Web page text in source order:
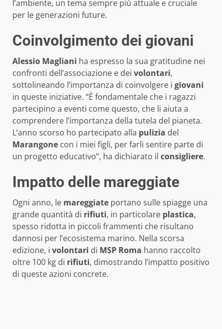
l’ambiente, un tema sempre più attuale e cruciale
per le generazioni future.
Coinvolgimento dei giovani
Alessio Magliani ha espresso la sua gratitudine nei
confronti dell’associazione e dei volontari,
sottolineando l’importanza di coinvolgere i giovani
in queste iniziative. “È fondamentale che i ragazzi
partecipino a eventi come questo, che li aiuta a
comprendere l’importanza della tutela del pianeta.
L’anno scorso ho partecipato alla pulizia del
Marangone con i miei figli, per farli sentire parte di
un progetto educativo”, ha dichiarato il consigliere.
Impatto delle mareggiate
Ogni anno, le mareggiate portano sulle spiagge una
grande quantità di rifiuti, in particolare plastica,
spesso ridotta in piccoli frammenti che risultano
dannosi per l’ecosistema marino. Nella scorsa
edizione, i volontari di MSP Roma hanno raccolto
oltre 100 kg di rifiuti, dimostrando l’impatto positivo
di queste azioni concrete.